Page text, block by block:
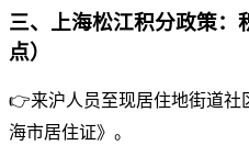
三、上海松江积分政策：
点）
👉来沪人员至现居住地街道社
海市居住证》。